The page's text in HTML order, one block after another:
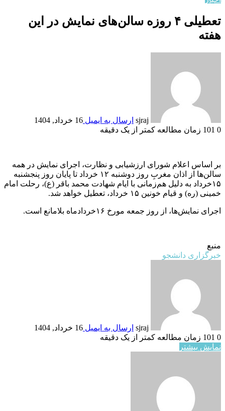
تعطیلی ۴ روزه سالن‌های نمایش در این
هفته
sjraj ارسال به ایمیل 16 خرداد, 1404
0
زمان مطالعه کمتر از یک دقیقه
بر اساس اعلام شورای ارزشیابی و نظارت، اجرای نمایش در همه
سالن‌ها از اذان مغربِ روز دوشنبه ۱۲ خرداد تا پایان روز پنجشنبه
۱۵خرداد به دلیل هم‌زمانی با ایام شهادت محمد باقر (ع)، رحلت امام
خمینی (ره) و قیام خونین ۱۵ خرداد، تعطیل خواهد شد.
اجرای نمایش‌ها، از روز جمعه مورخ ۱۶خردادماه بلامانع است.
منبع
خبرگزاری دانشجو
sjraj ارسال به ایمیل 16 خرداد, 1404
0
زمان مطالعه کمتر از یک دقیقه
نمایش بیشتر